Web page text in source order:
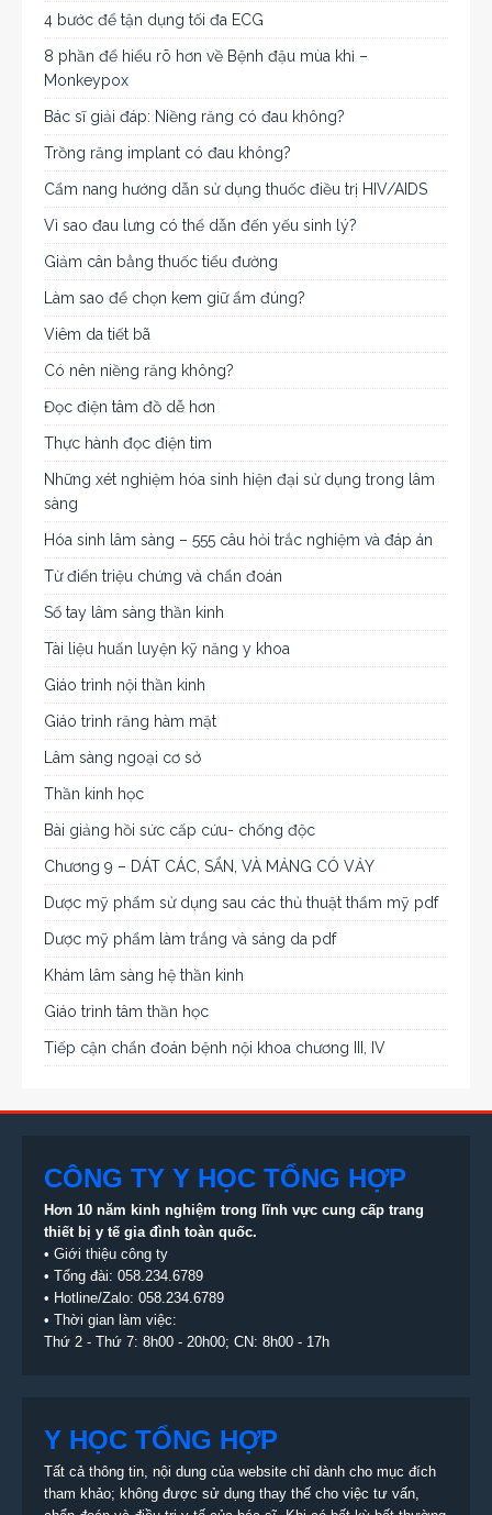
4 bước để tận dụng tối đa ECG
8 phần để hiểu rõ hơn về Bệnh đậu mùa khỉ –
Monkeypox
Bác sĩ giải đáp: Niềng răng có đau không?
Trồng răng implant có đau không?
Cẩm nang hướng dẫn sử dụng thuốc điều trị HIV/AIDS
Vì sao đau lưng có thể dẫn đến yếu sinh lý?
Giảm cân bằng thuốc tiểu đường
Làm sao để chọn kem giữ ẩm đúng?
Viêm da tiết bã
Có nên niềng răng không?
Đọc điện tâm đồ dễ hơn
Thực hành đọc điện tim
Những xét nghiệm hóa sinh hiện đại sử dụng trong lâm
sàng
Hóa sinh lâm sàng – 555 câu hỏi trắc nghiệm và đáp án
Từ điển triệu chứng và chẩn đoán
Sổ tay lâm sàng thần kinh
Tài liệu huấn luyện kỹ năng y khoa
Giáo trình nội thần kinh
Giáo trình răng hàm mặt
Lâm sàng ngoại cơ sở
Thần kinh học
Bài giảng hồi sức cấp cứu- chống độc
Chương 9 – DÁT CÁC, SẨN, VÀ MẢNG CÓ VẢY
Dược mỹ phẩm sử dụng sau các thủ thuật thẩm mỹ pdf
Dược mỹ phẩm làm trắng và sáng da pdf
Khám lâm sàng hệ thần kinh
Giáo trình tâm thần học
Tiếp cận chẩn đoán bệnh nội khoa chương III, IV
CÔNG TY Y HỌC TỔNG HỢP
Hơn 10 năm kinh nghiệm trong lĩnh vực cung cấp trang
thiết bị y tế gia đình toàn quốc.
• Giới thiệu công ty
• Tổng đài: 058.234.6789
• Hotline/Zalo: 058.234.6789
• Thời gian làm việc:
Thứ 2 - Thứ 7: 8h00 - 20h00; CN: 8h00 - 17h
Y HỌC TỔNG HỢP
Tất cả thông tin, nội dung của website chỉ dành cho mục đích
tham khảo; không được sử dụng thay thế cho việc tư vấn,